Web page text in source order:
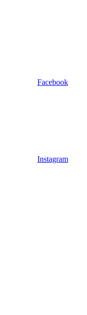
Facebook
Instagram